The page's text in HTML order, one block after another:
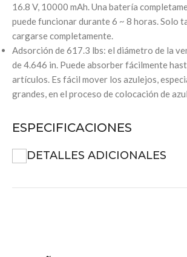
16.8 V, 10000 mAh. Una batería
puede funcionar durante 6 ~ 8 horas. Solo
cargarse completamente.
Adsorción de 617.3 lbs: el diámetro de la
de 4.646 in. Puede absorber fácilmente
artículos. Es fácil mover los azulejos,
grandes, en el proceso de colocación de
ESPECIFICACIONES
DETALLES ADICIONALES